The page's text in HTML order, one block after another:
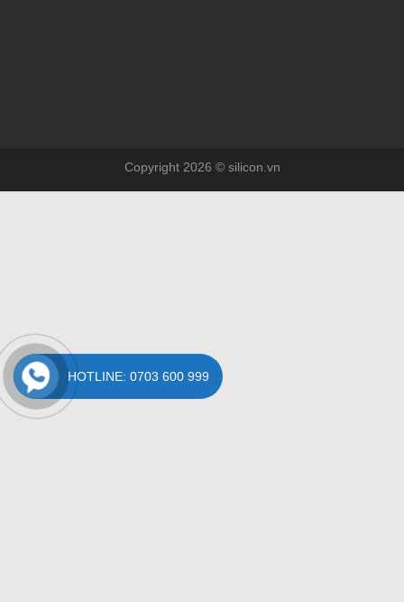
Copyright 2026 © silicon.vn
HOTLINE: 0703 600 999